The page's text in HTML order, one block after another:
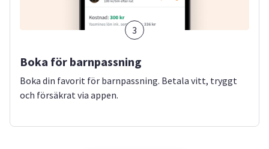
3
Boka för barnpassning
Boka din favorit för barnpassning. Betala vitt, tryggt
och försäkrat via appen.